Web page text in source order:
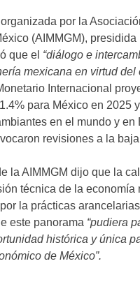
por la
(AIMMGM),
que el “diálogo e
mexicana en virtud
Internacional
para México en 2025
en el mundo y
revisiones a la
la AIMMGM dijo que la
técnica de la
la prácticas
este panorama “pudiera
histórica y única
de México”.